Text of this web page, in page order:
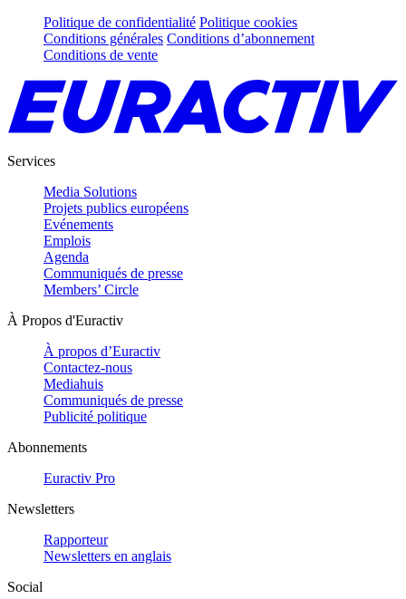
Politique de confidentialité Politique cookies
Conditions générales Conditions d’abonnement
Conditions de vente
Services
Media Solutions
Projets publics européens
Evénements
Emplois
Agenda
Communiqués de presse
Members’ Circle
À Propos d'Euractiv
À propos d’Euractiv
Contactez-nous
Mediahuis
Communiqués de presse
Publicité politique
Abonnements
Euractiv Pro
Newsletters
Rapporteur
Newsletters en anglais
Social